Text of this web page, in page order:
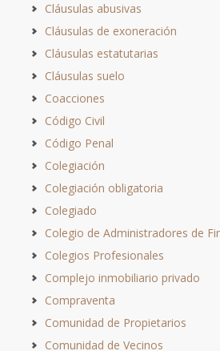
Cláusulas abusivas
Cláusulas de exoneración
Cláusulas estatutarias
Cláusulas suelo
Coacciones
Código Civil
Código Penal
Colegiación
Colegiación obligatoria
Colegiado
Colegio de Administradores de
Colegios Profesionales
Complejo inmobiliario privado
Compraventa
Comunidad de Propietarios
Comunidad de Vecinos